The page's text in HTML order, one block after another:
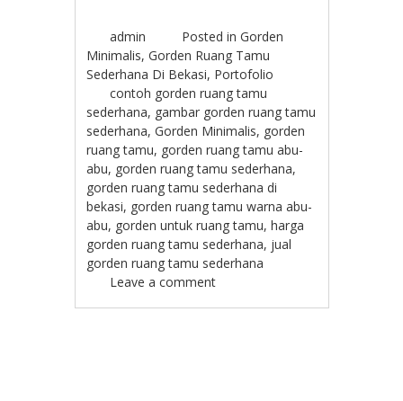
admin Posted inGorden
Minimalis,Gorden Ruang Tamu
Sederhana Di Bekasi, Portofolio
contoh gorden ruang tamu
sederhana, gambar gorden ruang tamu
sederhana,Gorden Minimalis, gorden
ruang tamu, gorden ruang tamu abu-
abu, gorden ruang tamu sederhana,
gorden ruang tamu sederhana di
bekasi, gorden ruang tamu warna abu-
abu, gorden untuk ruang tamu,harga
gorden ruang tamu sederhana, jual
gorden ruang tamu sederhana
Leave a comment